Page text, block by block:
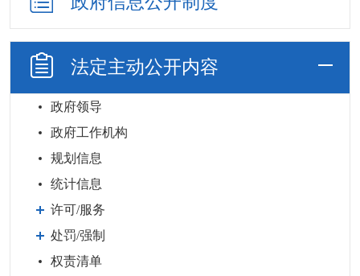
法定主动公开内容
政府领导
政府工作机构
规划信息
统计信息
许可/服务
处罚/强制
权责清单